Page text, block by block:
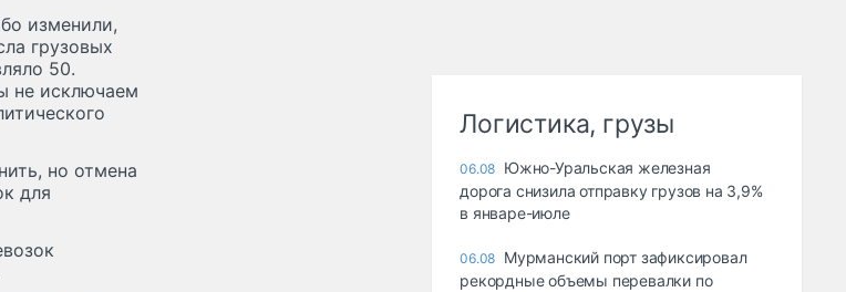
изменили,
грузовых
50.
не исключаем
но отмена
для
Логистика, грузы
06.08 Южно-Уральская железная
дорога снизила отправку грузов на 3,9%
в январе-июле
06.08 Мурманский порт зафиксировал
рекордные объемы перевалки по